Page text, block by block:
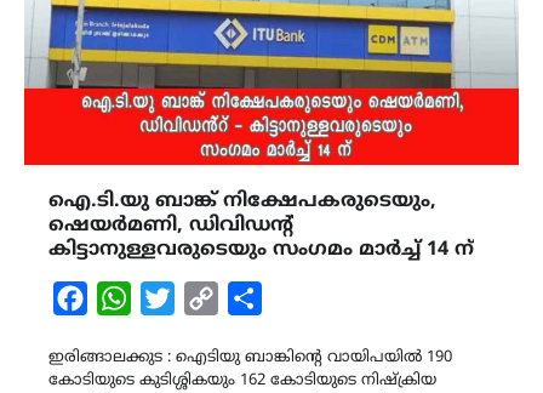
ഐ.ടി.യു ബാങ്ക് നിക്ഷേപകരുടെയും,
ഷെയർമണി, ഡിവിഡൻ്റ്
കിട്ടാനുള്ളവരുടെയും സംഗമം മാർച്ച് 14 ന്
FacebookWhatsAppTwitterCopy
ഇരിങ്ങാലക്കുട : ഐടിയു ബാങ്കിൻ്റെ വായിപയിൽ 190
കോടിയുടെ കുടിശ്ശികയും 162 കോടിയുടെ നിഷ്ക്രിയ